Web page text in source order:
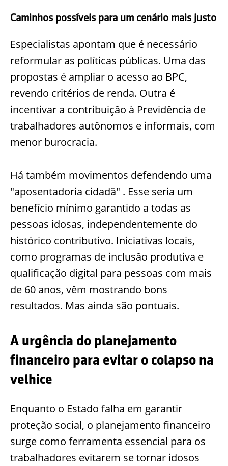
Caminhos possíveis para um cenário mais justo
Especialistas apontam que é necessário
reformular as políticas públicas. Uma das
propostas é ampliar o acesso ao BPC,
revendo critérios de renda. Outra é
incentivar a contribuição à Previdência de
trabalhadores autônomos e informais, com
menor burocracia.
Há também movimentos defendendo uma
"aposentadoria cidadã" . Esse seria um
benefício mínimo garantido a todas as
pessoas idosas, independentemente do
histórico contributivo. Iniciativas locais,
como programas de inclusão produtiva e
qualificação digital para pessoas com mais
de 60 anos, vêm mostrando bons
resultados. Mas ainda são pontuais.
A urgência do planejamento
financeiro para evitar o colapso na
velhice
Enquanto o Estado falha em garantir
proteção social, o planejamento financeiro
surge como ferramenta essencial para os
trabalhadores evitarem se tornar idosos